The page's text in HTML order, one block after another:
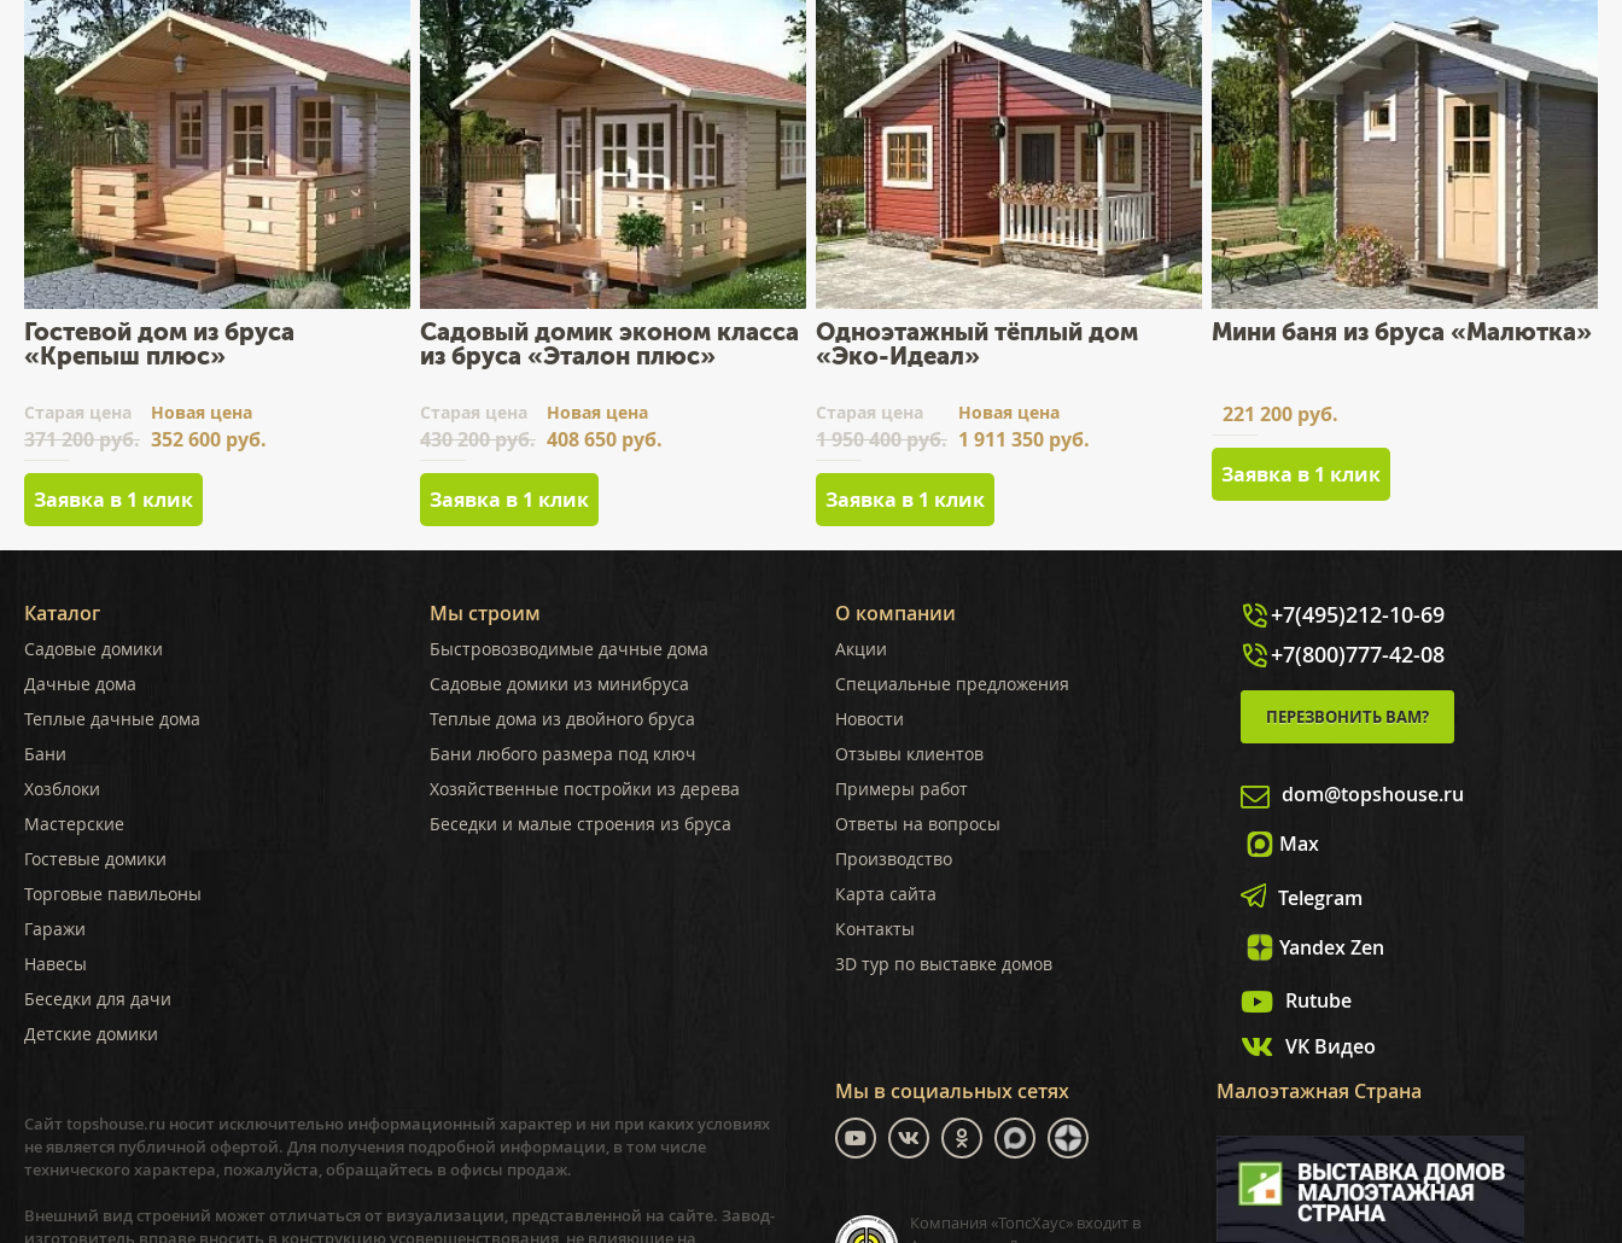
Гостевой дом из бруса
«Крепыш плюс»
Cтарая цена
371 200 руб.
Новая цена
352 600 руб.
Заявка в 1 клик
Садовый домик эконом класса
из бруса «Эталон плюс»
Cтарая цена
430 200 руб.
Новая цена
408 650 руб.
Заявка в 1 клик
Одноэтажный тёплый дом
«Эко-Идеал»
Cтарая цена
1 950 400 руб.
Новая цена
1 911 350 руб.
Заявка в 1 клик
Мини баня из бруса «Малютка»
221 200 руб.
Заявка в 1 клик
Каталог
Садовые домики
Дачные дома
Теплые дачные дома
Бани
Хозблоки
Мастерские
Гостевые домики
Торговые павильоны
Гаражи
Навесы
Беседки для дачи
Детские домики
Мы строим
Быстровозводимые дачные дома
Садовые домики из минибруса
Теплые дома из двойного бруса
Бани любого размера под ключ
Хозяйственные постройки из дерева
Беседки и малые строения из бруса
О компании
Акции
Специальные предложения
Новости
Отзывы клиентов
Примеры работ
Ответы на вопросы
Производство
Карта сайта
Контакты
3D тур по выставке домов
+7(495)212-10-69
+7(800)777-42-08
ПЕРЕЗВОНИТЬ ВАМ?
dom@topshouse.ru
Max
Telegram
Yandex Zen
Rutube
VK Видео
Мы в социальных сетях
Компания «ТопсХаус» входит в
Малоэтажная Страна
Сайт topshouse.ru носит исключительно информационный характер и ни при каких условиях
не является публичной офертой. Для получения подробной информации, в том числе
технического характера, пожалуйста, обращайтесь в офисы продаж.
Внешний вид строений может отличаться от визуализации, представленной на сайте. Завод-
изготовитель вправе вносить в конструкцию усовершенствования, не влияющие на